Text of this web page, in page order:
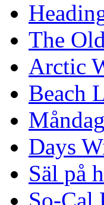
The
Arctic
Beach
Days
Säl på
So-Cal